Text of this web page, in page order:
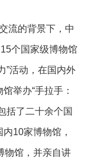
的背景下，中
个国家级博物馆
”活动，在国内外
举办“手拉手：
括了二十余个国
10家博物馆，
物馆，并亲自讲